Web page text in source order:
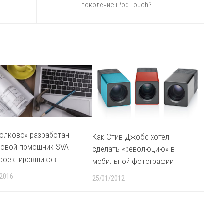
поколение iPod Touch?
разработан
помощник SVA
Как Стив Джобс хотел
сделать «революцию» в
мобильной фотографии
25/01/2012